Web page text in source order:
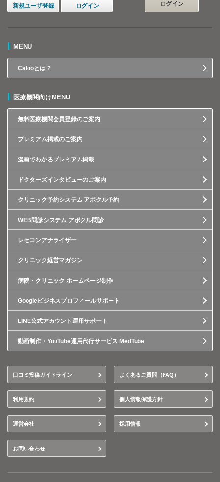
新規ユーザ登録 ログイン
ログイン
MENU
Calooとは？
医療機関向けMENU
無料医療機関会員登録のご案内
プレミアム掲載のご案内
漫画でわかるプレミアム掲載
ドクターズインタビューのご案内
クリニック予約システム アポクル予約
WEB問診システム アポクル問診
レセコンアナライザー
クリニック経営マガジン
病院・クリニック ホームページ制作
Googleビジネスプロフィールサポート
LINE公式アカウント運用サポート
動画制作・YouTube運用代行サービス MedTube
口コミ投稿ガイドライン よくあるご質問（FAQ）
利用規約 個人情報保護方針
運営会社 採用情報
お問い合わせ